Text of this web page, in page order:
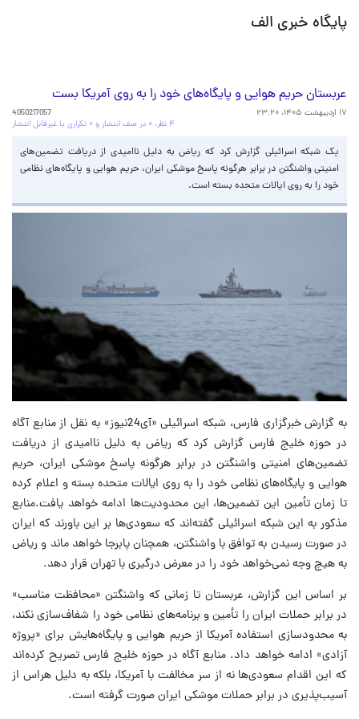
پایگاه خبری الف
عربستان حریم هوایی و پایگاه‌های خود را به روی آمریکا بست
۱۷ اردیبهشت ۱۴۰۵، ۲۳:۲۰
4050217057
۴ نظر، ۰ در صف انتشار و ۰ تکراری یا غیرقابل انتشار
یک شبکه اسرائیلی گزارش کرد که ریاض به دلیل ناامیدی از دریافت تضمین‌های
امنیتی واشنگتن در برابر هرگونه پاسخ موشکی ایران، حریم هوایی و پایگاه‌های نظامی
خود را به روی ایالات متحده بسته است.
به گزارش خبرگزاری فارس، شبکه اسرائیلی «آی‌24نیوز» به نقل از منابع آگاه
در حوزه خلیج فارس گزارش کرد که ریاض به دلیل ناامیدی از دریافت
تضمین‌های امنیتی واشنگتن در برابر هرگونه پاسخ موشکی ایران، حریم
هوایی و پایگاه‌های نظامی خود را به روی ایالات متحده بسته و اعلام کرده
تا زمان تأمین این تضمین‌ها، این محدودیت‌ها ادامه خواهد یافت.منابع
مذکور به این شبکه اسرائیلی گفته‌اند که سعودی‌ها بر این باورند که ایران
در صورت رسیدن به توافق با واشنگتن، همچنان پابرجا خواهد ماند و ریاض
به‌ هیچ‌ وجه نمی‌خواهد خود را در معرض درگیری با تهران قرار دهد.
بر اساس این گزارش، عربستان تا زمانی که واشنگتن «محافظت مناسب»
در برابر حملات ایران را تأمین و برنامه‌های نظامی خود را شفاف‌سازی نکند،
به محدودسازی استفاده آمریکا از حریم هوایی و پایگاه‌هایش برای «پروژه
آزادی» ادامه خواهد داد. منابع آگاه در حوزه خلیج فارس تصریح کرده‌اند
که این اقدام سعودی‌ها نه از سر مخالفت با آمریکا، بلکه به دلیل هراس از
آسیب‌پذیری در برابر حملات موشکی ایران صورت گرفته است.